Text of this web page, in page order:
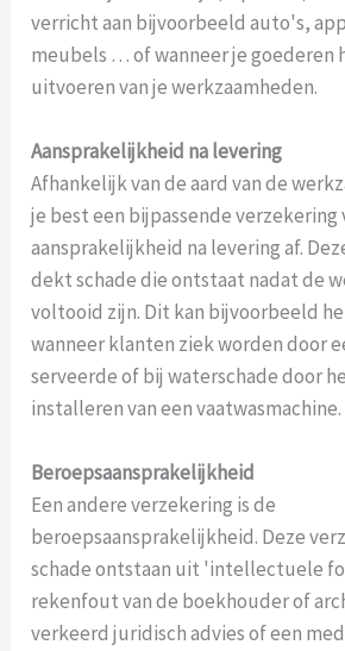
verricht aan bijvoorbeeld auto's,
meubels … of wanneer je goederen
uitvoeren van je werkzaamheden.
Aansprakelijkheid na levering
Afhankelijk van de aard van de
je best een bijpassende verzekering
aansprakelijkheid na levering af.
dekt schade die ontstaat nadat de
voltooid zijn. Dit kan bijvoorbeeld
wanneer klanten ziek worden door
serveerde of bij waterschade door
installeren van een vaatwasmachine.
Beroepsaansprakelijkheid
Een andere verzekering is de
beroepsaansprakelijkheid. Deze
schade ontstaan uit 'intellectuele
rekenfout van de boekhouder of
verkeerd juridisch advies of een